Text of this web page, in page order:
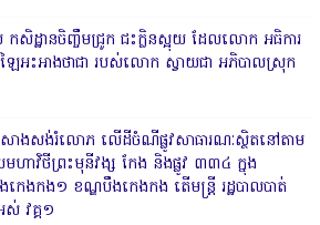
កសិដ្ឋានចិញ្ចឹមជ្រូក ជះក្លិនស្អុយ ដែលលោក អធិការ
ៃអះអាងថាជា របស់លោក ស្វាយជា អភិបាលស្រុក
ងសង់រំលោភ លើដីចំណីផ្លូវសាធារណៈស្ថិតនៅតាម
ហាវិថីព្រះមុនីវង្ស កែង និងផ្លូវ ៣៣៤ ក្នុង
កេងកង១ ខណ្ឌបឹងកេងកង តើមន្ត្រី រដ្ឋបាលបាត់
វគ្គ១